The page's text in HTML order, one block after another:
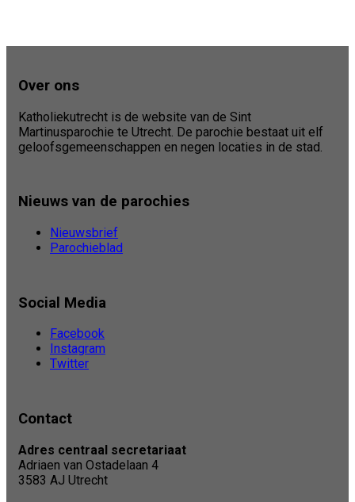
Over ons
Katholiekutrecht is de website van de Sint
Martinusparochie te Utrecht. De parochie bestaat uit elf
geloofsgemeenschappen en negen locaties in de stad.
Nieuws van de parochies
Nieuwsbrief
Parochieblad
Social Media
Facebook
Instagram
Twitter
Contact
Adres centraal secretariaat
Adriaen van Ostadelaan 4
3583 AJ Utrecht